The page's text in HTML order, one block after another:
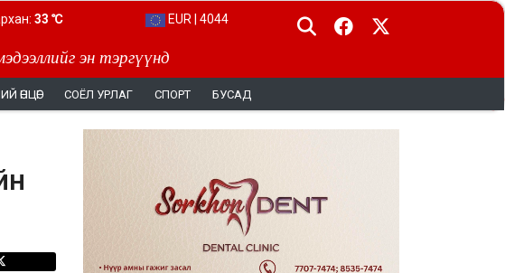
эн тэргүүнд
33 ℃ EUR | 4044
ӨНЦӨГ СОЁЛ УРЛАГ СПОРТ БУСАД